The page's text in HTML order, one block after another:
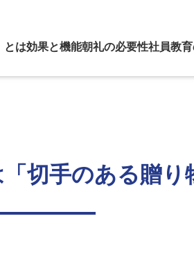
とは効果と機能朝礼の必要性社員教
切手のある贈り